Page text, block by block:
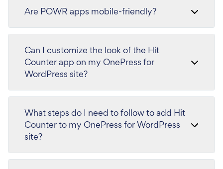
Are POWR apps mobile-friendly?
Can I customize the look of the Hit
Counter app on my OnePress for
WordPress site?
What steps do I need to follow to add Hit
Counter to my OnePress for WordPress
site?